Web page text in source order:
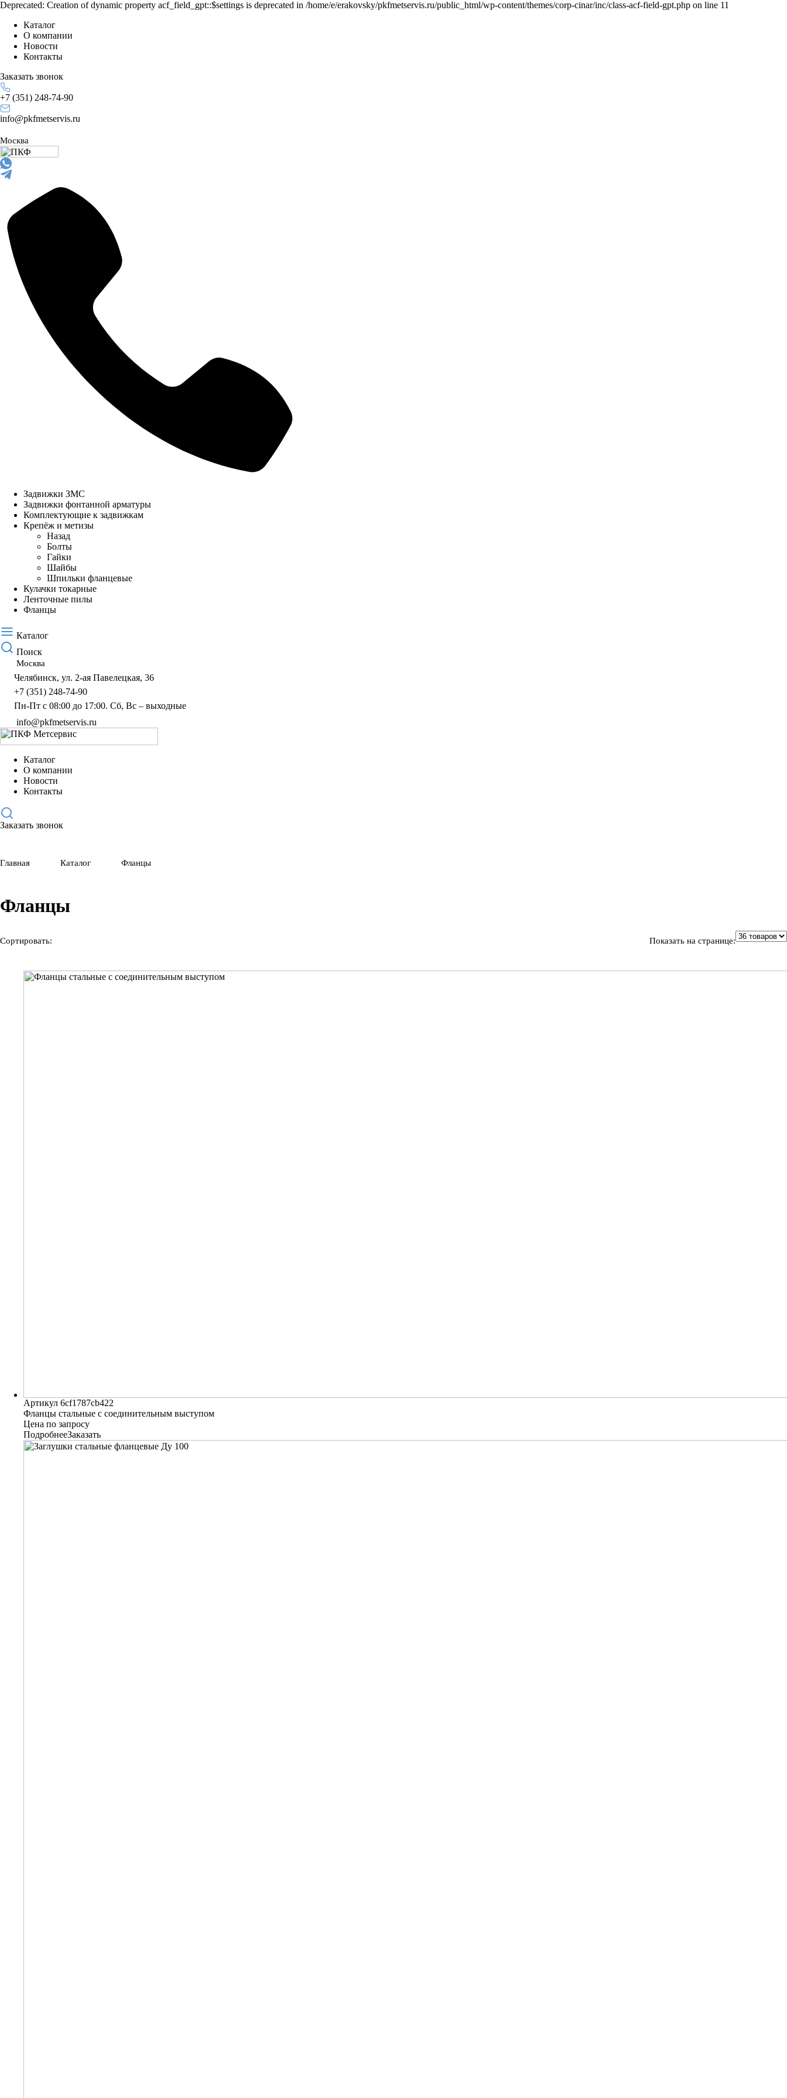
Deprecated: Creation of dynamic property acf_field_gpt::$settings is deprecated in /home/e/erakovsky/pkfmetservis.ru/public_html/wp-content/themes/corp-cinar/inc/class-acf-field-gpt.php on line 11
Каталог
О компании
Новости
Контакты
Заказать звонок
+7 (351) 248-74-90
info@pkfmetservis.ru
Москва
Задвижки ЗМС
Задвижки фонтанной арматуры
Комплектующие к задвижкам
Крепёж и метизы
Назад
Болты
Гайки
Шайбы
Шпильки фланцевые
Кулачки токарные
Ленточные пилы
Фланцы
Каталог
Поиск
Москва
Челябинск, ул. 2-ая Павелецкая, 36
+7 (351) 248-74-90
Пн-Пт с 08:00 до 17:00. Сб, Вс – выходные
info@pkfmetservis.ru
Каталог
О компании
Новости
Контакты
Заказать звонок
Главная Каталог Фланцы
Фланцы
Сортировать: Показать на странице:
Артикул 6cf1787cb422
Фланцы стальные с соединительным выступом
Цена по запросу
ПодробнееЗаказать